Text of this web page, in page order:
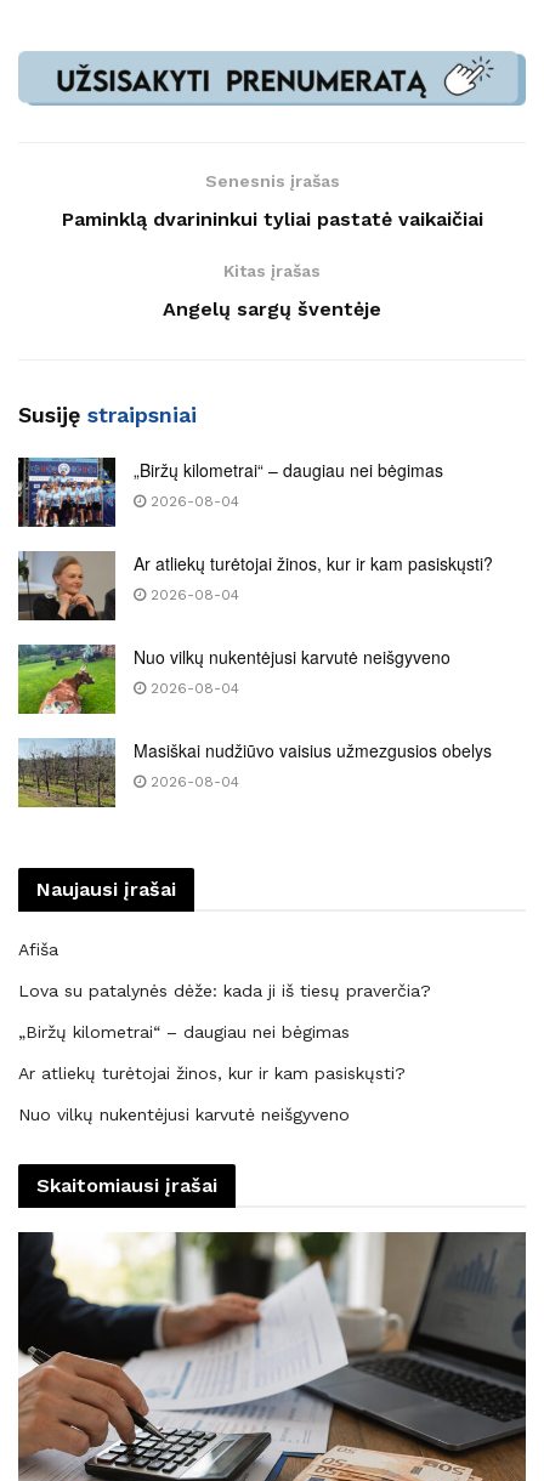
Senesnis įrašas
Paminklą dvarininkui tyliai pastatė vaikaičiai
Kitas įrašas
Angelų sargų šventėje
Susiję straipsniai
„Biržų kilometrai“ – daugiau nei bėgimas
2026-08-04
Ar atliekų turėtojai žinos, kur ir kam pasiskųsti?
2026-08-04
Nuo vilkų nukentėjusi karvutė neišgyveno
2026-08-04
Masiškai nudžiūvo vaisius užmezgusios obelys
2026-08-04
Naujausi įrašai
Afiša
Lova su patalynės dėže: kada ji iš tiesų praverčia?
„Biržų kilometrai“ – daugiau nei bėgimas
Ar atliekų turėtojai žinos, kur ir kam pasiskųsti?
Nuo vilkų nukentėjusi karvutė neišgyveno
Skaitomiausi įrašai